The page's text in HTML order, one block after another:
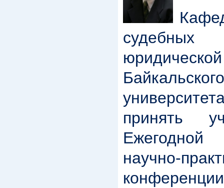
принять
научно-